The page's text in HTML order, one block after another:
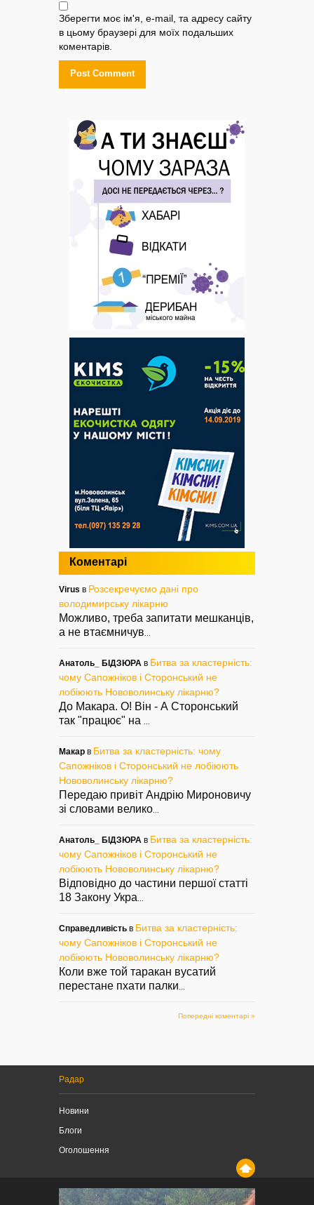
Зберегти моє ім'я, e-mail, та адресу сайту
в цьому браузері для моїх подальших
коментарів.
Коментарі
Virus в Розсекречуємо дані про
володимирську лікарню
Можливо, треба запитати мешканців,
а не втаємничув
Анатоль_ БІДЗЮРА в Битва за кластерність:
чому Сапожніков і Сторонський не
лобіюють Нововолинську лікарню?
До Макара. О! Він - А Сторонський
так "працює" на
Макар в Битва за кластерність: чому
Сапожніков і Сторонський не лобіюють
Нововолинську лікарню?
Передаю привіт Андрію Мироновичу
зі словами велико
Анатоль_ БІДЗЮРА в Битва за кластерність:
чому Сапожніков і Сторонський не
лобіюють Нововолинську лікарню?
Відповідно до частини першої статті
18 Закону Укра
Справедливість в Битва за кластерність:
чому Сапожніков і Сторонський не
лобіюють Нововолинську лікарню?
Коли вже той таракан вусатий
перестане пхати палки
Попередні коментарі »
Радар
Новини
Блоги
Оголошення